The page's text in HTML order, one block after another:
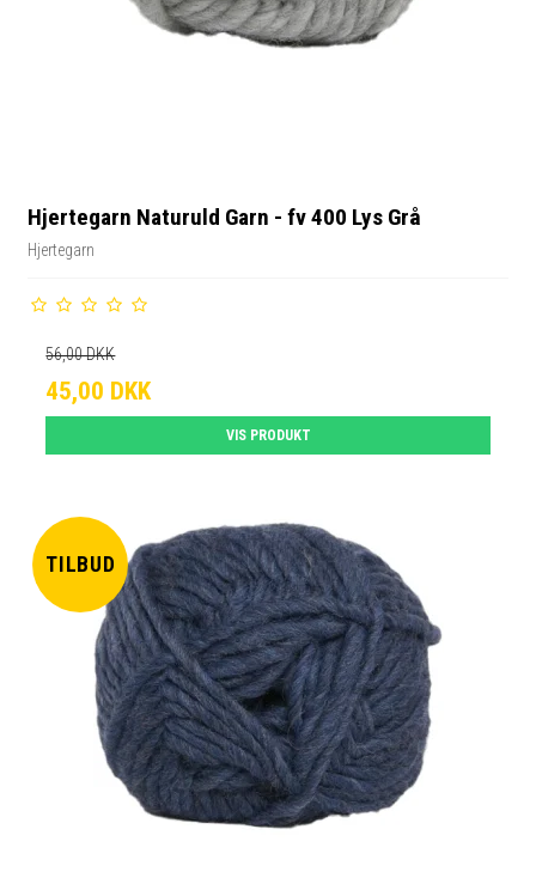
Hjertegarn Naturuld Garn - fv 400 Lys Grå
Hjertegarn
56,00 DKK
45,00 DKK
VIS PRODUKT
TILBUD